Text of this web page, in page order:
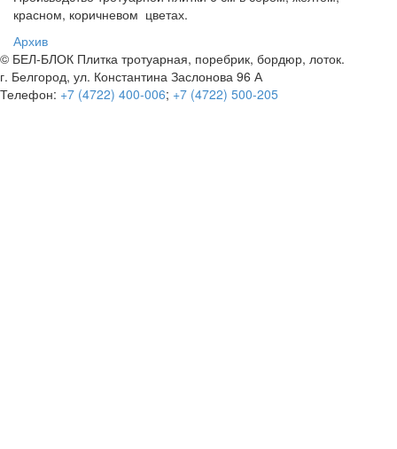
красном, коричневом цветах.
Архив
© БЕЛ-БЛОК Плитка тротуарная, поребрик, бордюр, лоток.
г. Белгород, ул. Константина Заслонова 96 А
Телефон: +7 (4722) 400-006; +7 (4722) 500-205